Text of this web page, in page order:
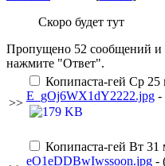
Скоро будет тут
Пропущено 52 сообщений и
нажмите "Ответ".
>>
Копипаста-гей Ср 25
E_gOj6WX1dY2222.jpg -
Копипаста-гей Вт 31
eO1eDDBwIwssoon.jpg -